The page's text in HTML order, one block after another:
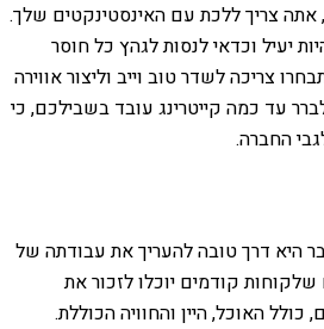
אתה צריך ללכת עם האינסטינקטים שלך.
יעיל וכדאי לנסות לגהץ כל חוסר
צריכה לשדר טוב וייב וליצור אווירה
עד כמה קייטרינג עובד בשבילכם, כי
החברה.
היא דרך טובה להעריך את עבודתה של
שלקוחות קודמים יוכלו לזכור את
האוכל, היין והחוויה הכוללת.